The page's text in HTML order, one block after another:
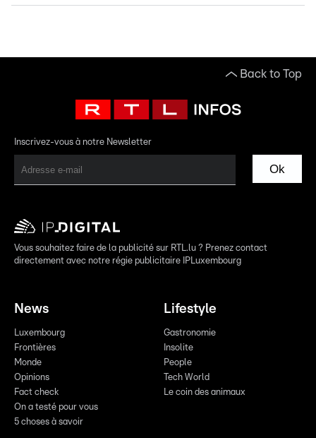
Back to Top
Inscrivez-vous à notre Newsletter
Ok
Vous souhaitez faire de la publicité sur RTL.lu ? Prenez contact
directement avec notre régie publicitaire IPLuxembourg
News
Luxembourg
Frontières
Monde
Opinions
Fact check
On a testé pour vous
5 choses à savoir
Lifestyle
Gastronomie
Insolite
People
Tech World
Le coin des animaux